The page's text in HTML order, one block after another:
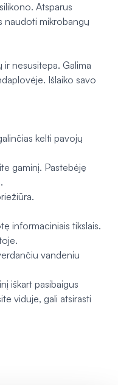
Atsparus
naudoti mikrobangų
nesusitepa. Galima
Išlaiko savo
kelti pavojų
gaminį. Pastebėję
informaciniais tikslais.
vandeniu
iškart pasibaigus
viduje, gali atsirasti